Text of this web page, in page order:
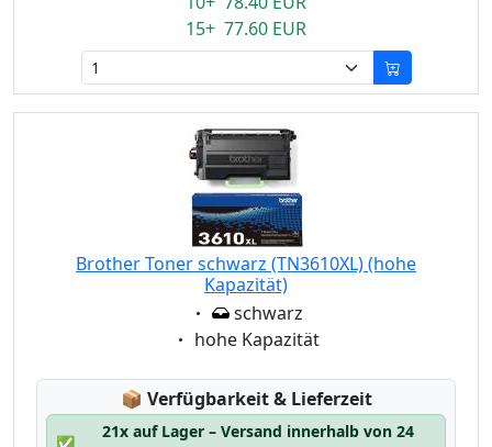
15+ 77.60 EUR
Brother Toner schwarz (TN3610XL) (hohe
Kapazität)
Eigenschaft:
schwarz
Eigenschaft:
hohe Kapazität
📦 Lagerstatus:
Verfügbarkeit & Lieferzeit
✅
21x auf Lager – Versand innerhalb von 24